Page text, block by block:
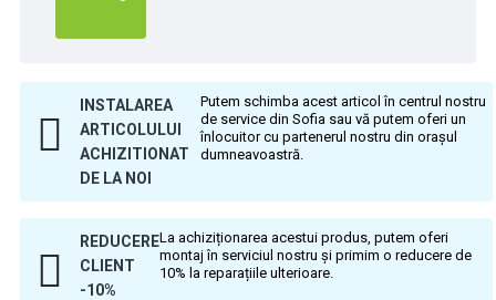
INSTALAREA
ARTICOLULUI
ACHIZITIONAT
DE LA NOI
Putem schimba acest articol în centrul nostru
de service din Sofia sau vă putem oferi un
înlocuitor cu partenerul nostru din orașul
dumneavoastră.
REDUCERE
CLIENT
-10%
La achiziționarea acestui produs, putem oferi
montaj în serviciul nostru și primim o reducere de
10% la reparațiile ulterioare.